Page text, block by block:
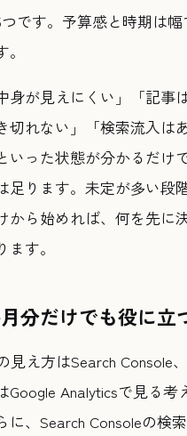
です。予算感と時期は幅
身が見えにくい」「記事
切れない」「検索流入は
った状態が分かるだけで
足ります。未定が多い段
から始めれば、何を先に
す。
分だけでも役に立
見え方はSearch Console
Google Analyticsで見る考
に、Search Consoleの検